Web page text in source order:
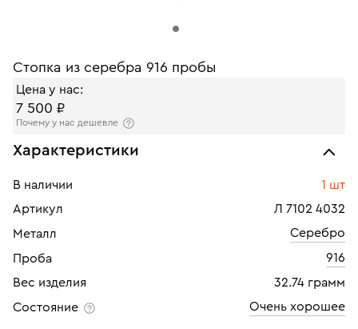
Стопка из серебра 916 пробы
Цена у нас:
7 500 ₽
Почему у нас дешевле
Характеристики
В наличии
1 шт
Артикул
Л 7102 4032
Металл
Серебро
Проба
916
Вес изделия
32.74 грамм
Состояние
Очень хорошее